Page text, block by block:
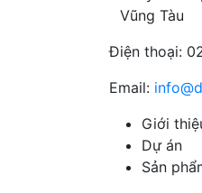
Vũng Tàu
Điện thoại:
Email:
Giới
Dự án
Sản